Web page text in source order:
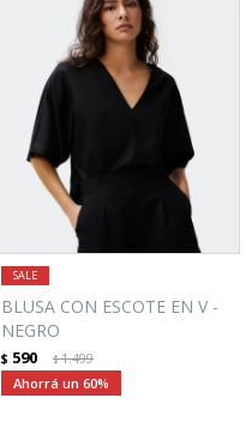
BLUSA CON ESCOTE EN V -
NEGRO
$ 590 $1.499
60